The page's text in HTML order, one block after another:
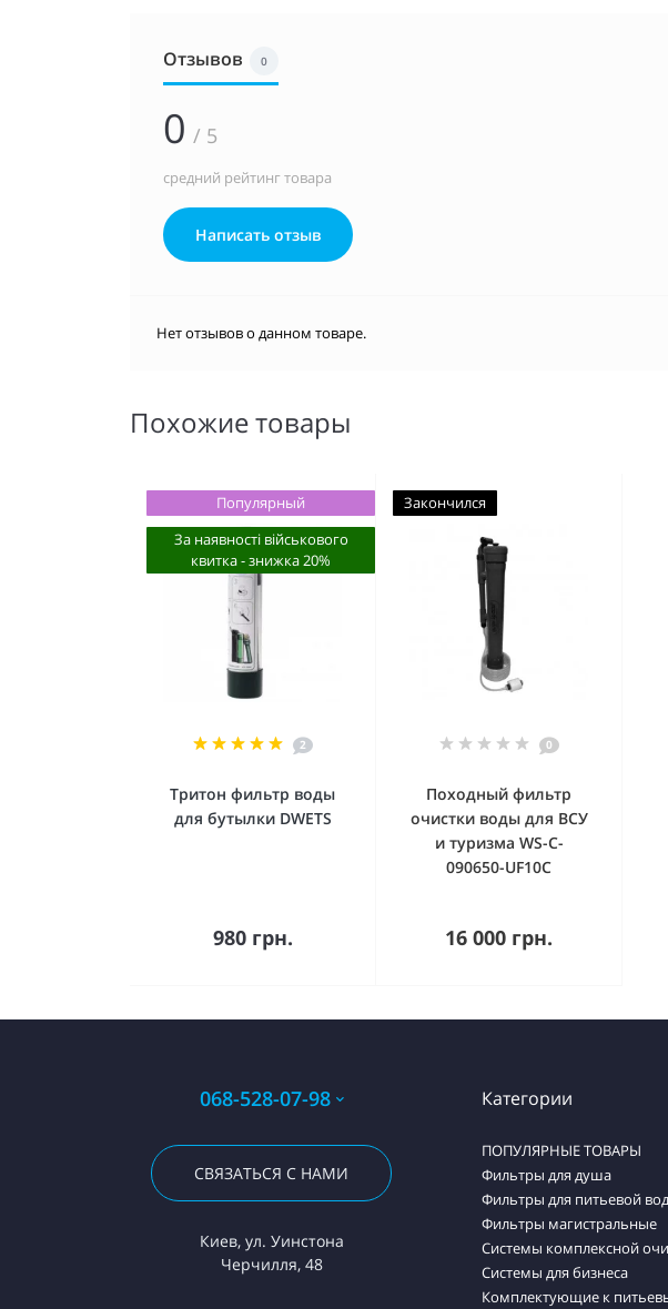
Отзывов 0
0 / 5
средний рейтинг товара
Написать отзыв
Нет отзывов о данном товаре.
Похожие товары
Популярный
За наявності військового
квитка - знижка 20%
2
Тритон фильтр воды
для бутылки DWETS
980 грн.
Купить
Закончился
0
Походный фильтр
очистки воды для ВСУ
и туризма WS-C-
090650-UF10C
16 000 грн.
Купить
068-528-07-98
СВЯЗАТЬСЯ С НАМИ
Киев, ул. Уинстона
Черчилля, 48
Категории
ПОПУЛЯРНЫЕ ТОВАРЫ
Фильтры для душа
Фильтры для питьевой
Фильтры магистральные
Системы комплексной
Системы для бизнеса
Комплектующие к